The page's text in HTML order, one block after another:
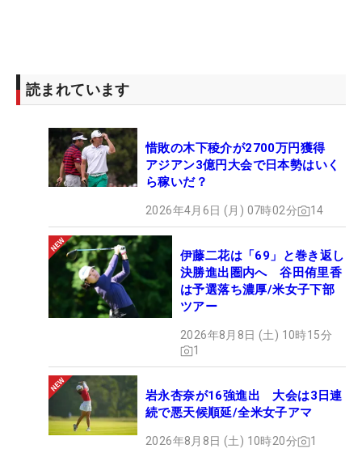
読まれています
惜敗の木下稜介が2700万円獲得
アジアン3億円大会で日本勢はいく
ら稼いだ？
2026年4月6日 (月) 07時02分 14
伊藤二花は「69」と巻き返し
決勝進出圏内へ 谷田侑里香
は予選落ち濃厚/米女子下部
ツアー
2026年8月8日 (土) 10時15分
1
岩永杏奈が16強進出 大会は3日連
続で悪天候順延/全米女子アマ
2026年8月8日 (土) 10時20分 1